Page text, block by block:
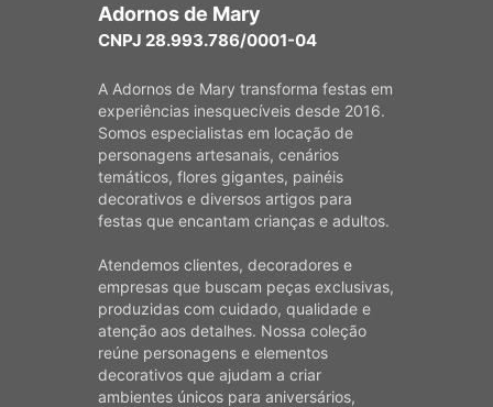
Adornos de Mary
CNPJ 28.993.786/0001-04
A Adornos de Mary transforma festas em
experiências inesquecíveis desde 2016.
Somos especialistas em locação de
personagens artesanais, cenários
temáticos, flores gigantes, painéis
decorativos e diversos artigos para
festas que encantam crianças e adultos.
Atendemos clientes, decoradores e
empresas que buscam peças exclusivas,
produzidas com cuidado, qualidade e
atenção aos detalhes. Nossa coleção
reúne personagens e elementos
decorativos que ajudam a criar
ambientes únicos para aniversários,